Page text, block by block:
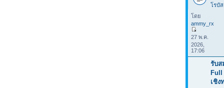
โรบั
โดย
ammy_rx
27 พ.ค.
2026,
17:06
รับส
เชิง